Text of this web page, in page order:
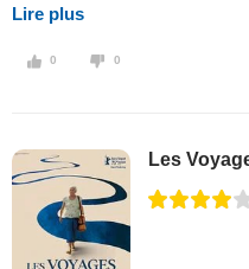
Lire plus
0 0
Les